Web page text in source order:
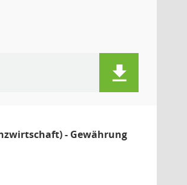
- Gewährung